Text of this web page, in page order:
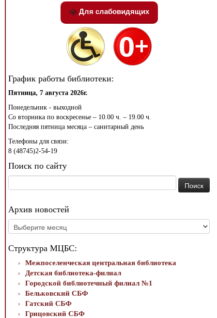
Для слабовидящих
График работы библиотеки:
Пятница, 7 августа 2026г.
Понедельник - выходной
Со вторника по воскресенье – 10.00 ч. – 19.00 ч.
Последняя пятница месяца – санитарный день
Телефоны для связи:
8 (48745)2-54-19
Поиск по сайту
Архив новостей
Архив
новостей
Структура МЦБС:
Межпоселенческая центральная библиотека
Детская библиотека-филиал
Городской библиотечный филиал №1
Бельковский СБФ
Гатский СБФ
Грицовский СБФ